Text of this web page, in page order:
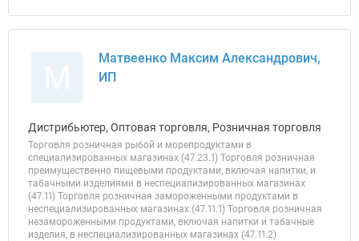
Матвеенко Максим Александрович,
ИП
Дистрибьютер, Оптовая торговля, Розничная торговля
Торговля розничная рыбой и морепродуктами в
специализированных магазинах (47.23.1) Торговля розничная
преимущественно пищевыми продуктами, включая напитки, и
табачными изделиями в неспециализированных магазинах
(47.11) Торговля розничная замороженными продуктами в
неспециализированных магазинах (47.11.1) Торговля розничная
незамороженными продуктами, включая напитки и табачные
изделия, в неспециализированных магазинах (47.11.2)